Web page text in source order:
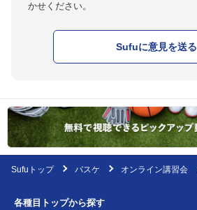
かせください。
Sufuに意見を送る
Sufuトップ バスケ オンライン講習会
各種目トップから探す